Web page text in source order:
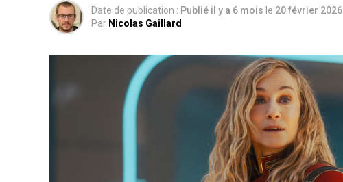
Date de publication : Publié il y a 6 mois le 20 février 2026
Par Nicolas Gaillard